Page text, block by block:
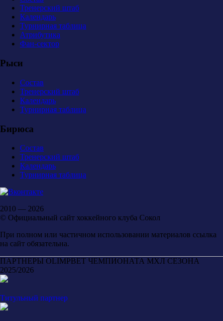
Тренерский штаб
Календарь
Турнирная таблица
Атрибутика
Фан-сектор
Рыси
Состав
Тренерский штаб
Календарь
Турнирная таблица
Бирюса
Состав
Тренерский штаб
Календарь
Турнирная таблица
2010 — 2026
© Официальный сайт хоккейного клуба Сокол
При полном или частичном использовании материалов ссылка
на сайт обязательна.
ПАРТНЕРЫ OLIMPBET ЧЕМПИОНАТА МХЛ СЕЗОНА
2025/2026
Титульный партнер